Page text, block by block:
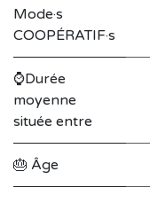
Mode·s
COOPÉRATIF·s
⌚Durée
moyenne
située entre
🎂 Âge